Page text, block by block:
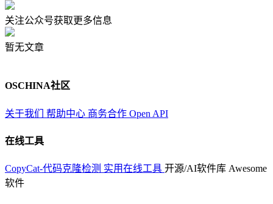
关注公众号获取更多信息
暂无文章
OSCHINA社区
关于我们 帮助中心 商务合作 Open API
在线工具
CopyCat-代码克隆检测 实用在线工具 开源/AI软件库 Awesome
软件